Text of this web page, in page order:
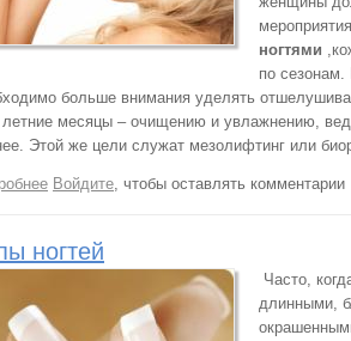
ногтями
по
больше внимания уделять
летние месяцы – очищению и увлажнению,
Этой же цели служат мезолифтинг или
о Популярные процедуры в салоне
Войдите, чтобы оставлять комментарии
ногтей
Часто,
длинными,